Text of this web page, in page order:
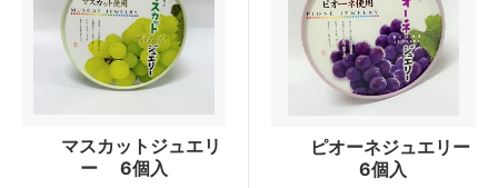
マスカットジュエリ
ー 6個入
ピオーネジュエリー
6個入